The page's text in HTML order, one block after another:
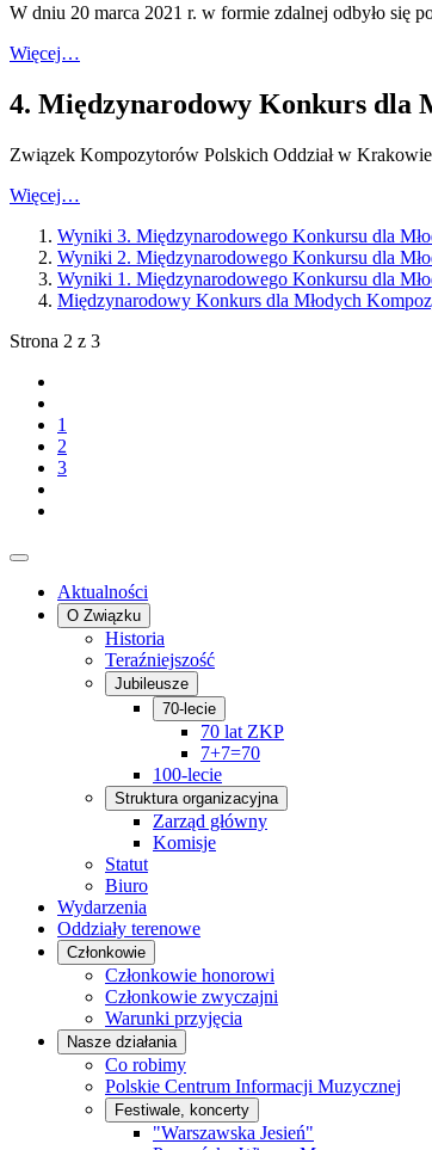
W dniu 20 marca 2021 r. w formie zdalnej odbyło się
Więcej…
4. Międzynarodowy Konkurs dla
Związek Kompozytorów Polskich Oddział w
Więcej…
Wyniki 3. Międzynarodowego Konkursu dla
Wyniki 2. Międzynarodowego Konkursu dla
Wyniki 1. Międzynarodowego Konkursu dla
Międzynarodowy Konkurs dla Młodych
Strona 2 z 3
1
2
3
Aktualności
O Związku
Historia
Teraźniejszość
Jubileusze
70-lecie
70 lat ZKP
7+7=70
100-lecie
Struktura organizacyjna
Zarząd główny
Komisje
Statut
Biuro
Wydarzenia
Oddziały terenowe
Członkowie
Członkowie honorowi
Członkowie zwyczajni
Warunki przyjęcia
Nasze działania
Co robimy
Polskie Centrum Informacji Muzycznej
Festiwale, koncerty
"Warszawska Jesień"